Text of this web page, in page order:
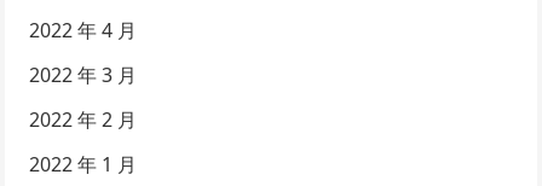
2022 年 4 月
2022 年 3 月
2022 年 2 月
2022 年 1 月